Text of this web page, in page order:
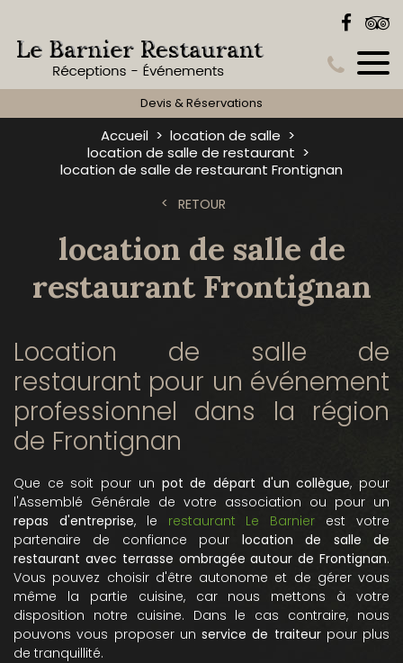
Devis & Réservations
Accueil
location de salle
location de salle de restaurant
location de salle de restaurant Frontignan
RETOUR
location de salle de
restaurant Frontignan
Location de salle de
restaurant pour un événement
professionnel dans la région
de Frontignan
Que ce soit pour un pot de départ d'un collègue, pour
l'Assemblé Générale de votre association ou pour un
repas d'entreprise, le restaurant Le Barnier est votre
partenaire de confiance pour location de salle de
restaurant avec terrasse ombragéeautour de Frontignan.
Vous pouvez choisir d'être autonome et de gérer vous
même la partie cuisine, car nous mettons à votre
disposition notre cuisine. Dans le cas contraire, nous
pouvons vous proposer un service de traiteurpour plus
de tranquillité.